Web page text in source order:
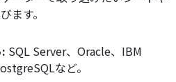
ます。
SQL Server、Oracle、IBM
など。